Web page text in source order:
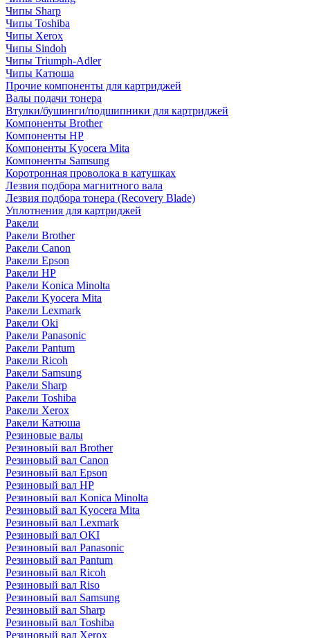
Чипы Sharp
Чипы Toshiba
Чипы Xerox
Чипы Sindoh
Чипы Triumph-Adler
Чипы Катюша
Прочие компоненты для картриджей
Валы подачи тонера
Втулки/бушинги/подшипники для картриджей
Компоненты Brother
Компоненты HP
Компоненты Kyocera Mita
Компоненты Samsung
Коротронная проволока в катушках
Лезвия подбора магнитного вала
Лезвия подбора тонера (Recovery Blade)
Уплотнения для картриджей
Ракели
Ракели Brother
Ракели Canon
Ракели Epson
Ракели HP
Ракели Konica Minolta
Ракели Kyocera Mita
Ракели Lexmark
Ракели Oki
Ракели Panasonic
Ракели Pantum
Ракели Ricoh
Ракели Samsung
Ракели Sharp
Ракели Toshiba
Ракели Xerox
Ракели Катюша
Резиновые валы
Резиновый вал Brother
Резиновый вал Canon
Резиновый вал Epson
Резиновый вал HP
Резиновый вал Konica Minolta
Резиновый вал Kyocera Mita
Резиновый вал Lexmark
Резиновый вал OKI
Резиновый вал Panasonic
Резиновый вал Pantum
Резиновый вал Ricoh
Резиновый вал Riso
Резиновый вал Samsung
Резиновый вал Sharp
Резиновый вал Toshiba
Резиновый вал Xerox